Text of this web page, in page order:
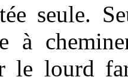
seule.
à
le lourd